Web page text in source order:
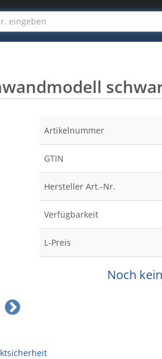
Artikelnummer
GTIN
Hersteller Art.-Nr.
Verfügbarkeit
L-Preis
Noch